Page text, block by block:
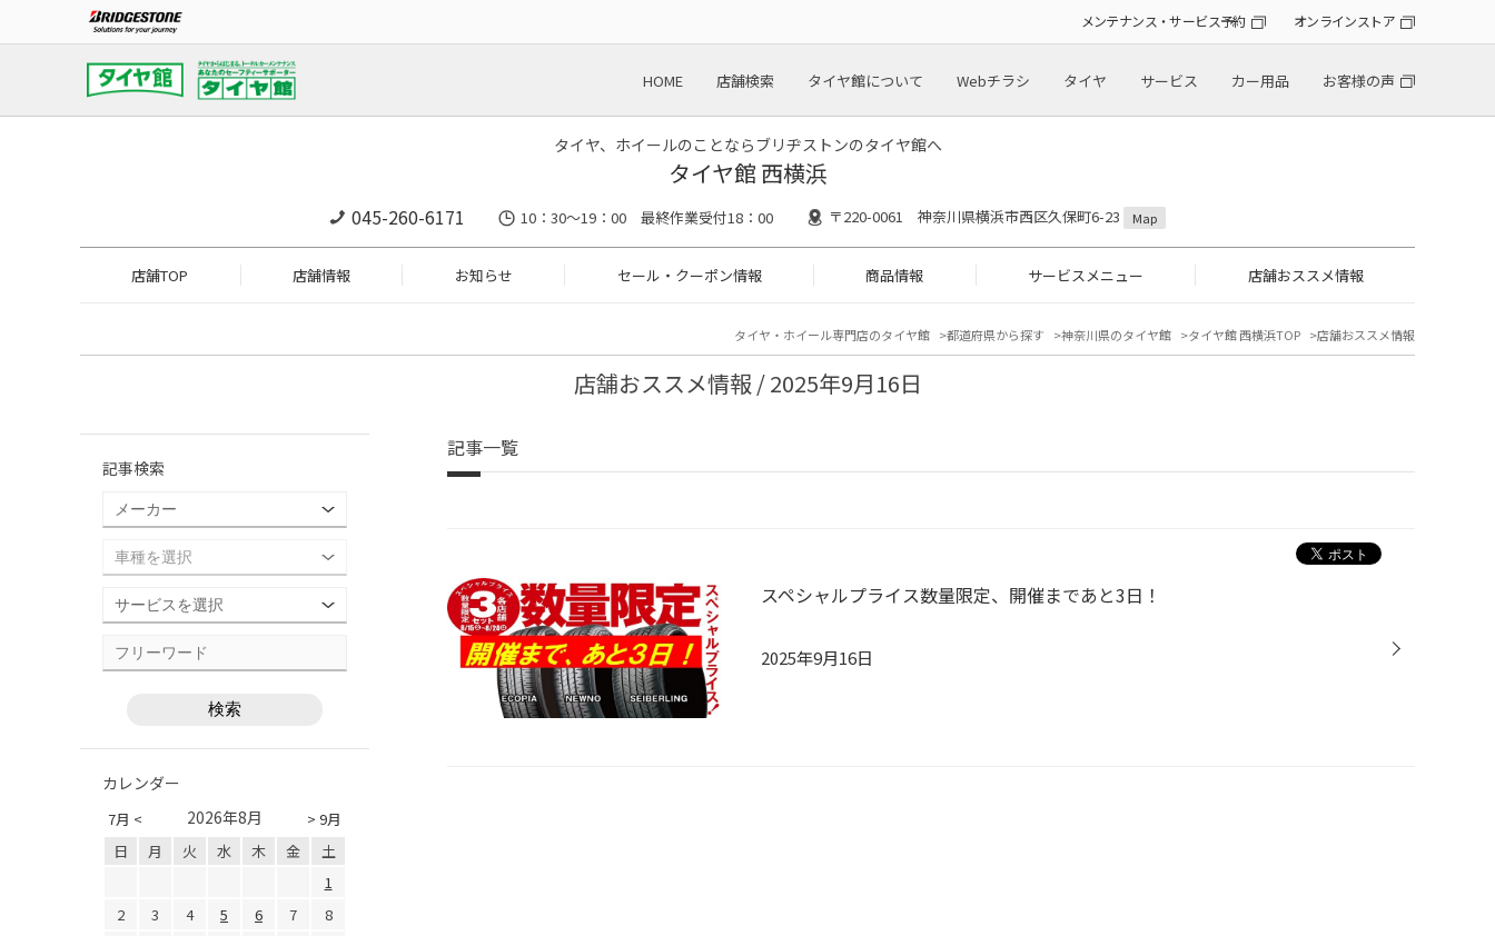
メンテナンス・サービス予約 オンラインストア
HOME 店舗検索 タイヤ館について Webチラシ タイヤ サービス カー用品 お客様の声
タイヤ、ホイールのことならブリヂストンのタイヤ館へ
タイヤ館 西横浜
045-260-6171 10：30～19：00 最終作業受付18：00 〒220-0061 神奈川県横浜市西区久保町6-23 Map
店舗TOP 店舗情報 お知らせ セール・クーポン情報 商品情報 サービスメニュー 店舗おススメ情報
タイヤ・ホイール専門店のタイヤ館 都道府県から探す 神奈川県のタイヤ館 タイヤ館 西横浜TOP 店舗おススメ情報
店舗おススメ情報 / 2025年9月16日
記事一覧
スペシャルプライス数量限定、開催まであと3日！
2025年9月16日
記事検索
カレンダー
7月 < > 9月
2026年8月
日 月 火 水 木 金
土
1
2
3 4 5 6 7
8